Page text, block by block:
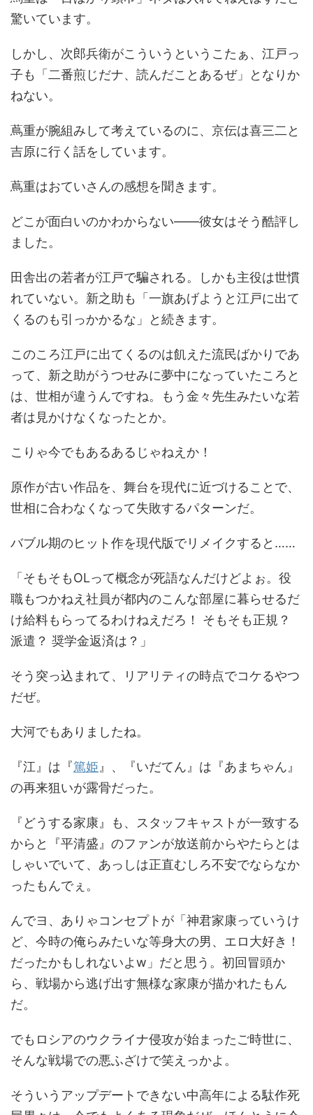
驚いています。
しかし、次郎兵衛がこういうというこたぁ、江戸っ
子も「二番煎じだナ、読んだことあるぜ」となりか
ねない。
蔦重が腕組みして考えているのに、京伝は喜三二と
吉原に行く話をしています。
蔦重はおていさんの感想を聞きます。
どこが面白いのかわからない――彼女はそう酷評し
ました。
田舎出の若者が江戸で騙される。しかも主役は世慣
れていない。新之助も「一旗あげようと江戸に出て
くるのも引っかかるな」と続きます。
このころ江戸に出てくるのは飢えた流民ばかりであ
って、新之助がうつせみに夢中になっていたころと
は、世相が違うんですね。もう金々先生みたいな若
者は見かけなくなったとか。
こりゃ今でもあるあるじゃねえか！
原作が古い作品を、舞台を現代に近づけることで、
世相に合わなくなって失敗するパターンだ。
バブル期のヒット作を現代版でリメイクすると……
「そもそもOLって概念が死語なんだけどよぉ。役
職もつかねえ社員が都内のこんな部屋に暮らせるだ
け給料もらってるわけねえだろ！ そもそも正規？
派遣？ 奨学金返済は？」
そう突っ込まれて、リアリティの時点でコケるやつ
だぜ。
大河でもありましたね。
『江』は『篤姫 』、『いだてん』は『あまちゃん』
の再来狙いが露骨だった。
『どうする家康』も、スタッフキャストが一致する
からと『平清盛』のファンが放送前からやたらとは
しゃいでいて、あっしは正直むしろ不安でならなか
ったもんでぇ。
んでヨ、ありゃコンセプトが「神君家康っていうけ
ど、今時の俺らみたいな等身大の男、エロ大好き！
だったかもしれないよw」だと思う。初回冒頭か
ら、戦場から逃げ出す無様な家康が描かれたもん
だ。
でもロシアのウクライナ侵攻が始まったご時世に、
そんな戦場での悪ふざけで笑えっかよ。
そういうアップデートできない中高年による駄作死